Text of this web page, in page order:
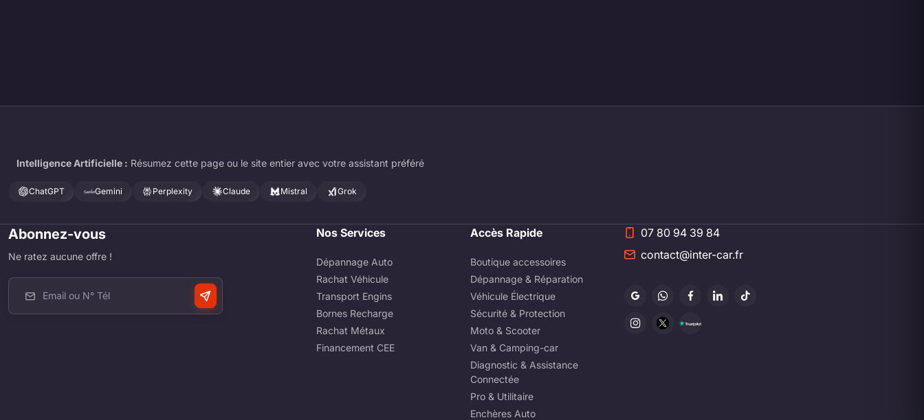
Intelligence Artificielle : Résumez cette page ou le site entier avec votre assistant préféré
ChatGPT Gemini Perplexity Claude Mistral Grok
Abonnez-vous
Ne ratez aucune offre !
Nos Services
Dépannage Auto
Rachat Véhicule
Transport Engins
Bornes Recharge
Rachat Métaux
Financement CEE
Accès Rapide
Boutique accessoires
Dépannage & Réparation
Véhicule Électrique
Sécurité & Protection
Moto & Scooter
Van & Camping-car
Diagnostic & Assistance
Connectée
Pro & Utilitaire
Enchères Auto
07 80 94 39 84
contact@inter-car.fr